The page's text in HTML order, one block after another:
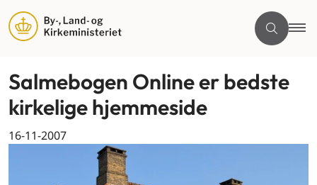
Salmebogen Online er bedste
kirkelige hjemmeside
16-11-2007